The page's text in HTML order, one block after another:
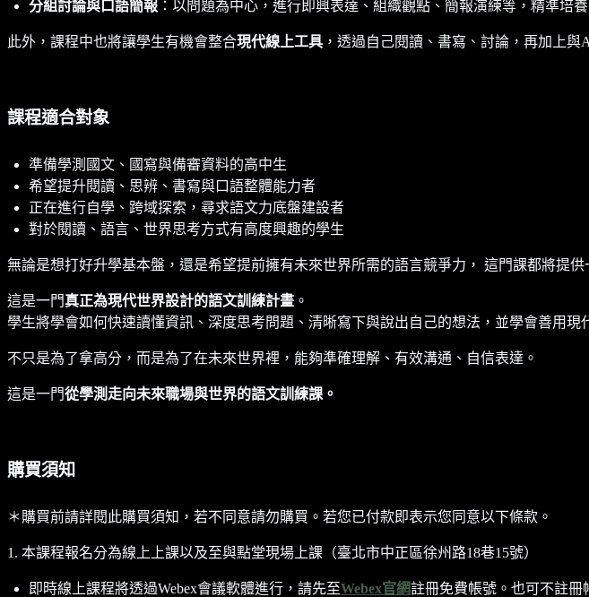
分組討論與口語簡報 ：以問題為中心，進行即興表達、組織觀點、簡報演練等，精準培
此外，課程中也將讓學生有機會整合現代線上工具 ，透過自己閱讀、書寫、討論，再加上
課程適合對象
準備學測國文、國寫與備審資料的高中生
希望提升閱讀、思辨、書寫與口語整體能力者
正在進行自學、跨域探索，尋求語文力底盤建設者
對於閱讀、語言、世界思考方式有高度興趣的學生
無論是想打好升學基本盤，還是希望提前擁有未來世界所需的語言競爭力， 這門課都將提
這是一門真正為現代世界設計的語文訓練計畫 。
學生將學會如何快速讀懂資訊、深度思考問題、清晰寫下與說出自己的想法，並學會善用現
不只是為了拿高分，而是為了在未來世界裡，能夠準確理解、有效溝通、自信表達。
這是一門從學測走向未來職場與世界的語文訓練課。
購買須知
＊購買前請詳閱此購買須知，若不同意請勿購買。若您已付款即表示您同意以下條款。
1. 本課程報名分為線上上課以及至與點堂現場上課（臺北市中正區徐州路18巷15號）
即時線上課程將透過Webex會議軟體進行，請先至Webex官網註冊免費帳號。也可不註冊